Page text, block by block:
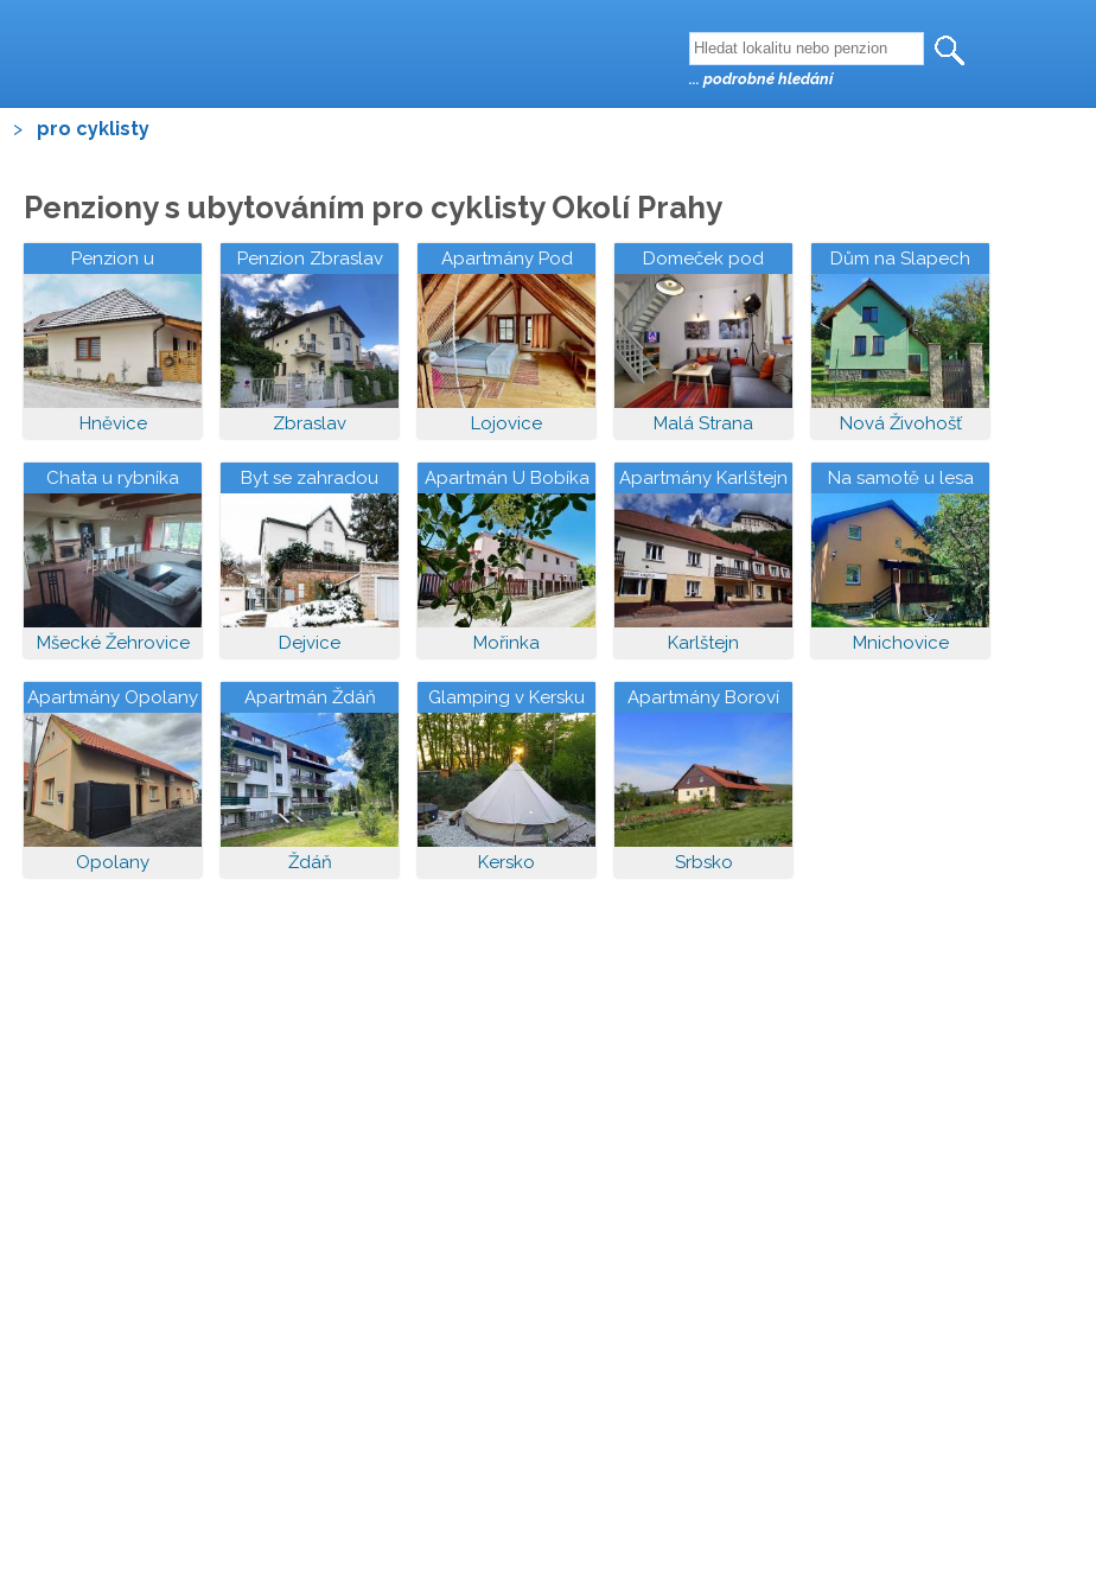
> pro cyklisty
Penziony s ubytováním pro cyklisty Okolí Prahy
Penzion u
Restaurace Na Koreji
Hněvice
Penzion Zbraslav
Zbraslav
Apartmány Pod
Kozákem
Lojovice
Domeček pod
Petřínem
Malá Strana
Dům na Slapech
Nová Živohošť
Chata u rybníka
Mšecké Žehrovice
Byt se zahradou
Dejvice
Apartmán U Bobíka
Mořinka
Apartmány Karlštejn
Karlštejn
Na samotě u lesa
Mnichovice
Apartmány Opolany
Opolany
Apartmán Ždáň
Ždáň
Glamping v Kersku
Kersko
Apartmány Boroví
Srbsko
... podrobné hledání